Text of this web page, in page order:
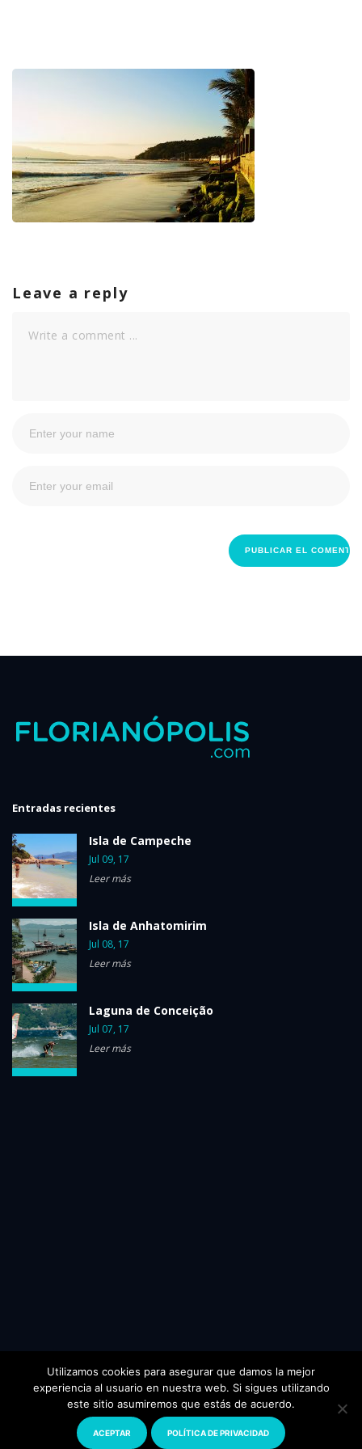
Leave a reply
Entradas recientes
Isla de Campeche
Jul 09, 17
Leer más
Isla de Anhatomirim
Jul 08, 17
Leer más
Laguna de Conceição
Jul 07, 17
Leer más
© 2024 Todos los derechos reservados.
www.florianopolis.com
Utilizamos cookies para asegurar que damos la mejor
experiencia al usuario en nuestra web. Si sigues utilizando
este sitio asumiremos que estás de acuerdo.
ACEPTAR POLÍTICA DE PRIVACIDAD